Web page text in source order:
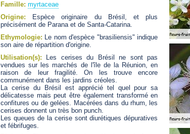
Famille: myrtaceae
Origine: Espèce originaire du Brésil, et plus
précisément de Parana et de Santa-Catarina.
Ethymologie: Le nom d'espèce "brasiliensis" indique
son aire de répartition d'origine.
Utilisation(s): Les cerises du Brésil ne sont pas
vendues sur les marchés de l'île de la Réunion, en
raison de leur fragilité. On les trouve encore
communément dans les jardins créoles.
La cerise du Brésil est apprécié tel quel pour sa
délicatesse mais peut être également transformé en
confitures ou de gelées. Macérées dans du rhum, les
cerises donnent un très bon punch.
Les queues de la cerise sont diurétiques dépuratives
et fébrifuges.